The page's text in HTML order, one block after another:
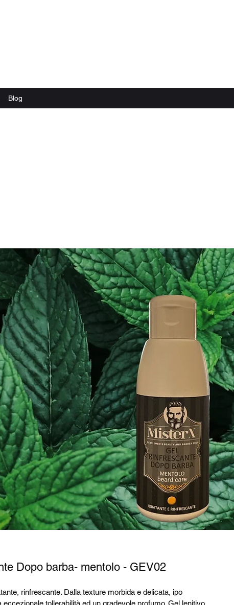
Blog
Dopo barba- mentolo - GEV02
rinfrescante. Dalla texture morbida e delicata, ipo
eccezionale tollerabilità ed un gradevole profumo. Gel lenitivo